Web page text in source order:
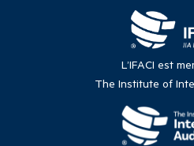
L’IFACI est
The Institute of